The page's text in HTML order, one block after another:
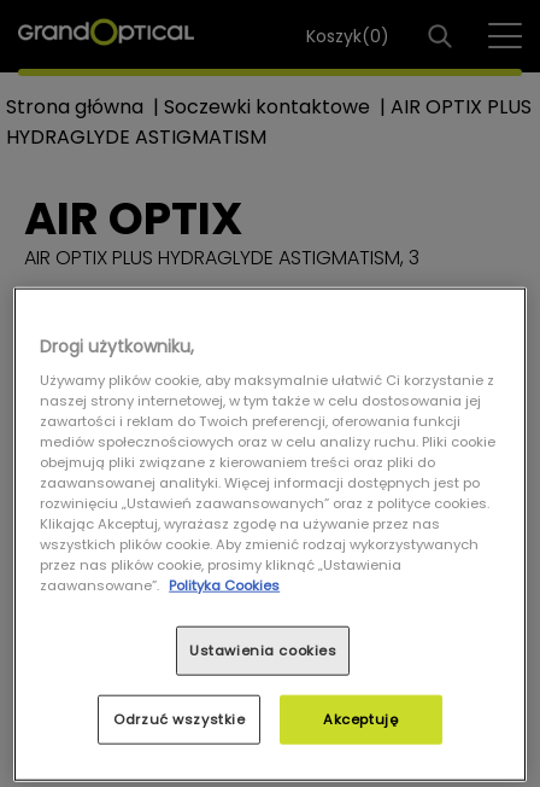
Koszyk(0)
Strona główna | Soczewki kontaktowe | AIR OPTIX PLUS
HYDRAGLYDE ASTIGMATISM
AIR OPTIX
AIR OPTIX PLUS HYDRAGLYDE ASTIGMATISM, 3
Drogi użytkowniku,
Używamy plików cookie, aby maksymalnie ułatwić Ci korzystanie z
naszej strony internetowej, w tym także w celu dostosowania jej
zawartości i reklam do Twoich preferencji, oferowania funkcji
mediów społecznościowych oraz w celu analizy ruchu. Pliki cookie
obejmują pliki związane z kierowaniem treści oraz pliki do
zaawansowanej analityki. Więcej informacji dostępnych jest po
rozwinięciu „Ustawień zaawansowanych” oraz z polityce cookies.
Klikając Akceptuj, wyrażasz zgodę na używanie przez nas
wszystkich plików cookie. Aby zmienić rodzaj wykorzystywanych
przez nas plików cookie, prosimy kliknąć „Ustawienia
zaawansowane”. Polityka Cookies
Ustawienia cookies
Odrzuć wszystkie Akceptuję